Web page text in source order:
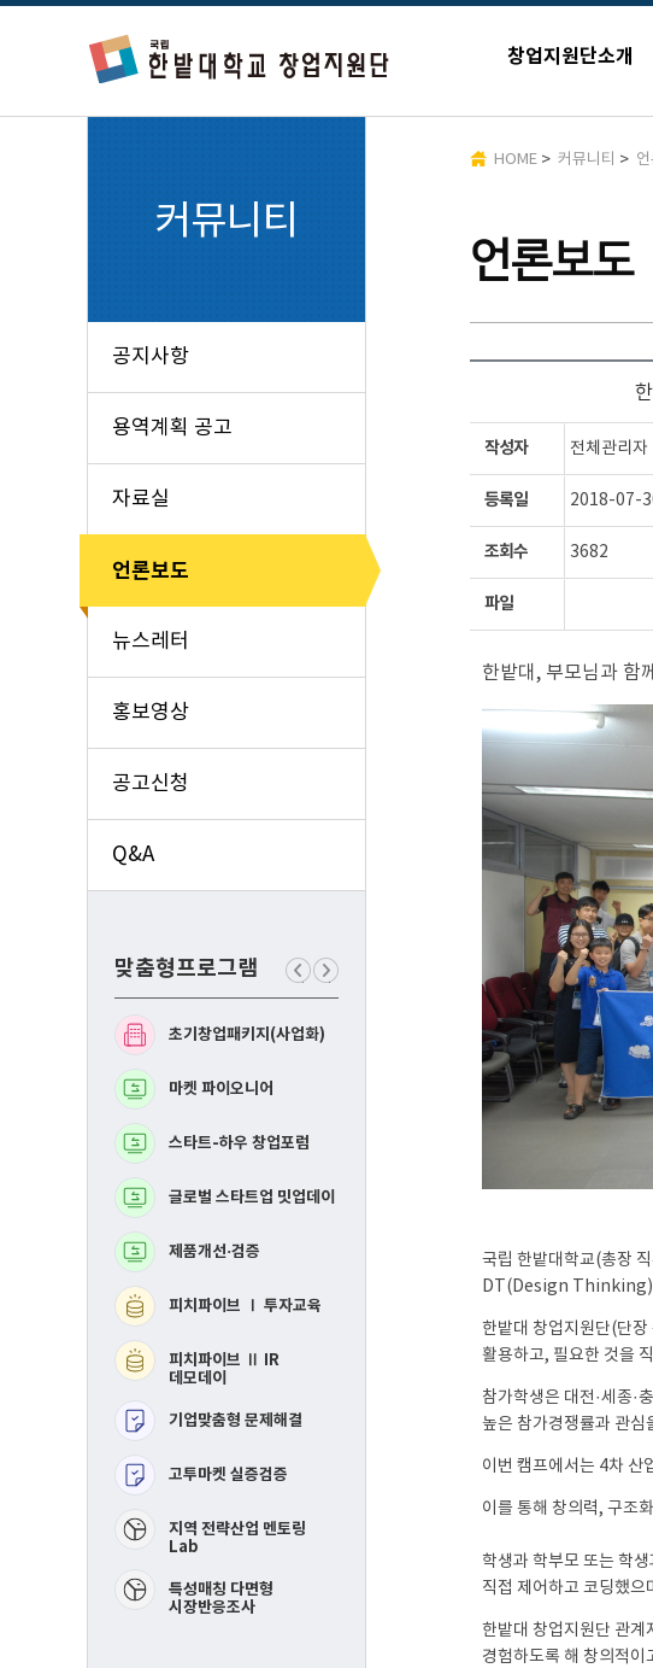
창업지원단소개
커뮤니티
공지사항
용역계획 공고
자료실
언론보도
뉴스레터
홍보영상
공고신청
Q&A
맞춤형프로그램
맞
춤
맞
춤
초기창업패키지(사업화)
마켓 파이오니어
스타트-하우 창업포럼
글로벌 스타트업 밋업데이
제품개선·검증
피치파이브 Ⅰ 투자교육
피치파이브 Ⅱ IR
데모데이
기업맞춤형 문제해결
고투마켓 실증검증
​지역 전략산업 멘토링
Lab
특성매칭 다면형
시장반응조사
예비창업패키지(사업화)
지역연합 창업활성화 Ⅱ-
RE-mastering​
제품개선 및 시장검증​
언론보도
HOME> 커뮤니티 >
작성자 전체관리자
등록일 2018-07-
조회수 3682
파일
한밭대, 부모님과 함
국립 한밭대학교(총장
DT(Design Thinking)
한밭대 창업지원단(단장
활용하고, 필요한 것을
참가학생은 대전·세종·
높은 참가경쟁률과 관심
이번 캠프에서는 4차 산
이를 통해 창의력, 구조
학생과 학부모 또는 학
직접 제어하고 코딩했으
한밭대 창업지원단 관계
경험하도록 해 창의적이